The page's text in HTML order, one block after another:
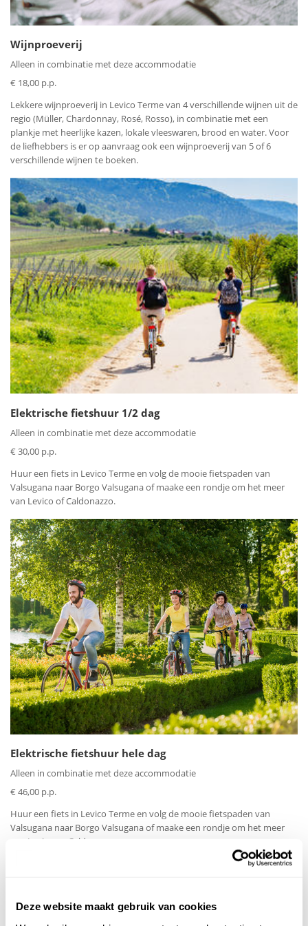
Deze website maakt gebruik van cookies
Wijnproeverij
Alleen in combinatie met deze accommodatie
€ 18,00 p.p.
Lekkere wijnproeverij in Levico Terme van 4 verschillende wijnen uit de
regio (Müller, Chardonnay, Rosé, Rosso), in combinatie met een
plankje met heerlijke kazen, lokale vleeswaren, brood en water. Voor
de liefhebbers is er op aanvraag ook een wijnproeverij van 5 of 6
verschillende wijnen te boeken.
Elektrische fietshuur 1/2 dag
Alleen in combinatie met deze accommodatie
€ 30,00 p.p.
Huur een fiets in Levico Terme en volg de mooie fietspaden van
Valsugana naar Borgo Valsugana of maake een rondje om het meer
van Levico of Caldonazzo.
Elektrische fietshuur hele dag
Alleen in combinatie met deze accommodatie
€ 46,00 p.p.
Huur een fiets in Levico Terme en volg de mooie fietspaden van
Valsugana naar Borgo Valsugana of maake een rondje om het meer
van Levico en Caldonazzo.
-Min 1
Aantal + Plus 1 - Min 1
Aantal